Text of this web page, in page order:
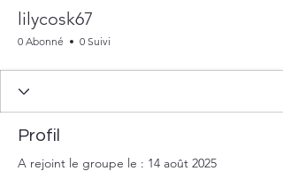
lilycosk67
0 Abonné 0 Suivi
Profil
A rejoint le groupe le : 14 août 2025